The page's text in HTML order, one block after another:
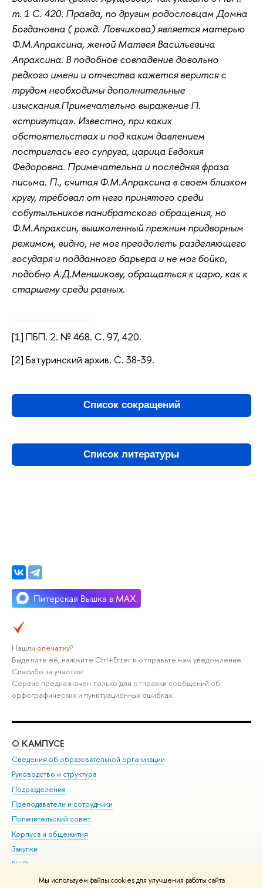
Мы используем файлы cookies для улучшения работы сайта
т. 1 С. 420. Правда, по другим родословцам Домна
Богдановна ( рожд. Ловчикова) является матерью
Ф.М.Апраксина, женой Матвея Васильевича
Апраксина. В подобное совпадение довольно
редкого имени и отчества кажется верится с
трудом необходимы дополнительные
изыскания.Примечательно выражение П.
«стригутца». Известно, при каких
обстоятельствах и под каким давлением
постриглась его супруга, царица Евдокия
Федоровна. Примечательна и последняя фраза
письма. П., считая Ф.М.Апраксина в своем близком
кругу, требовал от него принятого среди
собутыльников панибратского обращения, но
Ф.М.Апраксин, вышколенный прежним придворным
режимом, видно, не мог преодолеть разделяющего
государя и подданного барьера и не мог бойко,
подобно А.Д.Меншикову, обращаться к царю, как к
старшему среди равных.
[1] ПБП. 2. № 468. С. 97, 420.
[2] Батуринский архив. С. 38-39.
Список сокращений
Список литературы
Нашли опечатку?
Выделите её, нажмите Ctrl+Enter и отправьте нам уведомление.
Спасибо за участие!
Сервис предназначен только для отправки сообщений об
орфографических и пунктуационных ошибках.
О КАМПУСЕ
Сведения об образовательной организации
Руководство и структура
Подразделения
Преподаватели и сотрудники
Попечительский совет
Корпуса и общежития
Закупки
ВШЭ для студентов с ограниченными возможностями
здоровья и инвалидностью